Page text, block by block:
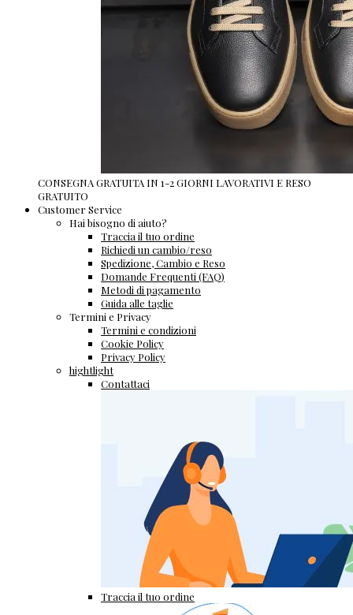
CONSEGNA GRATUITA IN 1-2 GIORNI LAVORATIVI E RESO
GRATUITO
Customer Service
Hai bisogno di aiuto?
Traccia il tuo ordine
Richiedi un cambio/reso
Spedizione, Cambio e Reso
Domande Frequenti (FAQ)
Metodi di pagamento
Guida alle taglie
Termini e Privacy
Termini e condizioni
Cookie Policy
Privacy Policy
hightlight
Contattaci
Traccia il tuo ordine